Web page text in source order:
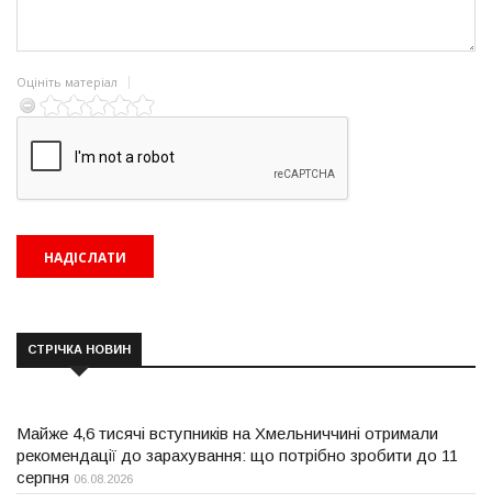
Оцініть матеріал
СТРІЧКА НОВИН
Майже 4,6 тисячі вступників на Хмельниччині отримали
рекомендації до зарахування: що потрібно зробити до 11
серпня 06.08.2026